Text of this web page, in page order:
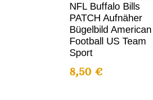
NFL Buffalo Bills
PATCH Aufnäher
Bügelbild American
Football US Team
Sport
8,50 €